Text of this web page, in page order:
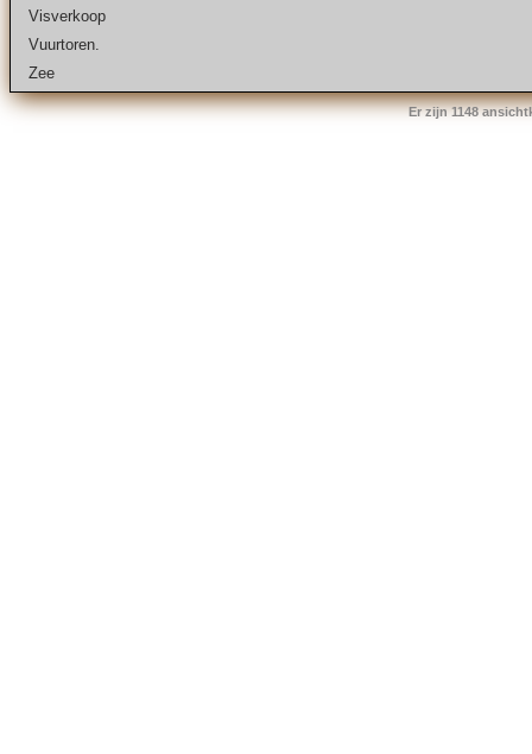
Visverkoop
Vuurtoren.
Zee
Er zijn 1148